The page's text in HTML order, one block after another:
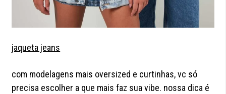
jaqueta jeans
com modelagens mais oversized e curtinhas, vc só
precisa escolher a que mais faz sua vibe. nossa dica é